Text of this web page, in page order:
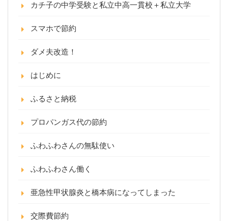
カチ子の中学受験と私立中高一貫校＋私立大学
スマホで節約
ダメ夫改造！
はじめに
ふるさと納税
プロパンガス代の節約
ふわふわさんの無駄使い
ふわふわさん働く
亜急性甲状腺炎と橋本病になってしまった
交際費節約